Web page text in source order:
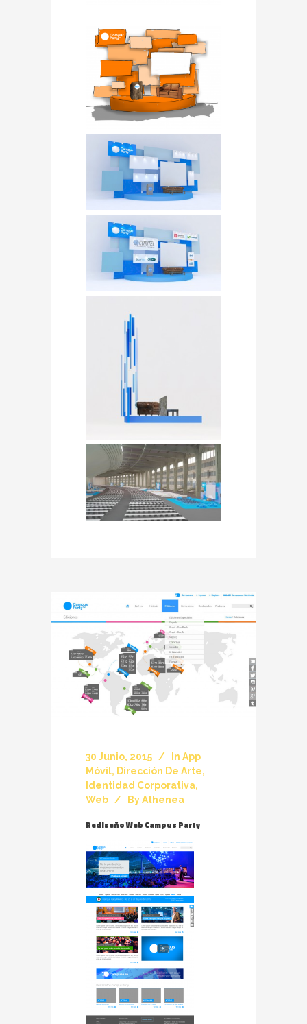
30 Junio, 2015 In App
Móvil, Dirección De Arte,
Identidad Corporativa,
Web
ByAthenea
Rediseño Web Campus Party